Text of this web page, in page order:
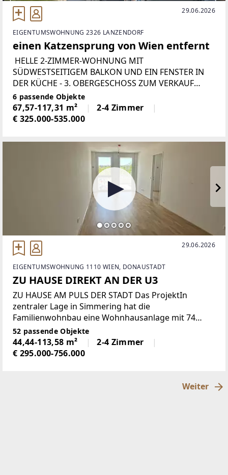
29.06.2026
EIGENTUMSWOHNUNG 2326 LANZENDORF
einen Katzensprung von Wien entfernt
HELLE 2-ZIMMER-WOHNUNG MIT
SÜDWESTSEITIGEM BALKON UND EIN FENSTER IN
DER KÜCHE - 3. OBERGESCHOSS ZUM VERKAUF
steht eine großzügige 2-Zimmer-Wohnung mit einer
Wohnnutzfläche von 68 m². Ein
6 passende Objekte
67,57-117,31 m²
2-4 Zimmer
€ 325.000-535.000
29.06.2026
EIGENTUMSWOHNUNG 1110 WIEN, DONAUSTADT
ZU HAUSE DIREKT AN DER U3
ZU HAUSE AM PULS DER STADT Das ProjektIn
zentraler Lage in Simmering hat die
Familienwohnbau eine Wohnhausanlage mit 74
freifinanzierten Eigentums-Wohneinheiten,
Gewerbeflächen im Erdgeschoß, Kindergarten,
Beherbergungsstätte
52 passende Objekte
44,44-113,58 m²
2-4 Zimmer
€ 295.000-756.000
Weiter